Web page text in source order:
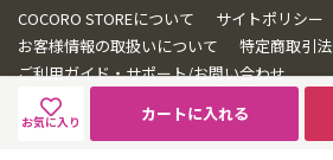
カートに入れる
お気に入り
COCORO STOREについて サイトポリシー
お客様情報の取扱いについて
特定商取引
ご利用ガイド・サポート/お問い合わせ